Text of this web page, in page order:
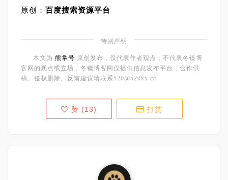
原创 ： 百度搜索资源平台
特别声明
本文为 熊掌号 原创发布，仅代表作者观点，不代表冬镜博
客网的观点或立场，冬镜博客网仅提供信息发布平台，合作供
稿、侵权删除、反馈建议请联系520@520xx.cc
赞 (13) 打赏